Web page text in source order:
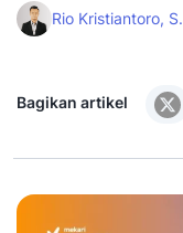
Rio Kristiantoro,
Bagikan artikel